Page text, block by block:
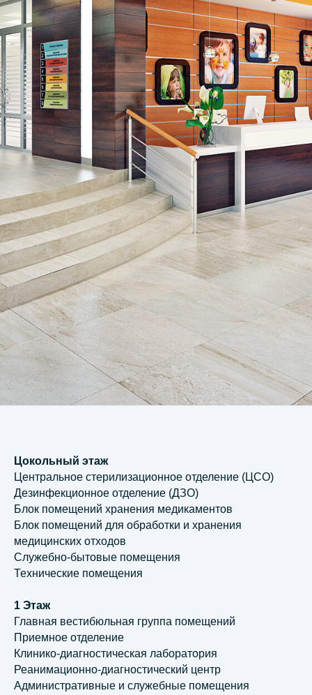
Цокольный этаж
Центральное стерилизационное отделение (ЦСО)
Дезинфекционное отделение (ДЗО)
Блок помещений хранения медикаментов
Блок помещений для обработки и хранения
медицинских отходов
Служебно-бытовые помещения
Технические помещения
1 Этаж
Главная вестибюльная группа помещений
Приемное отделение
Клинико-диагностическая лаборатория
Реанимационно-диагностический центр
Административные и служебные помещения